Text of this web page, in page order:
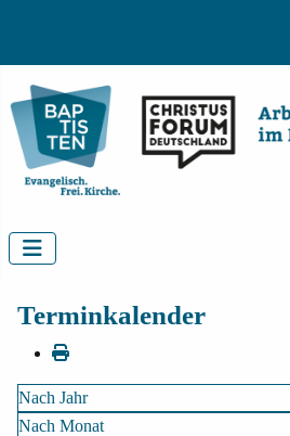
Terminkalender
Nach Jahr
Nach Monat